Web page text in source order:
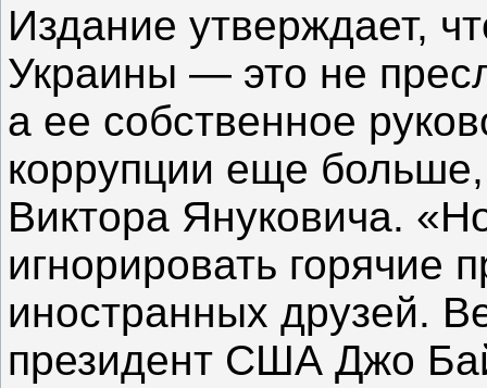
Издание утверждает,
Украины — это не
а ее собственное
коррупции еще
Виктора Януковича.
игнорировать горячие
иностранных друзей.
президент США Джо